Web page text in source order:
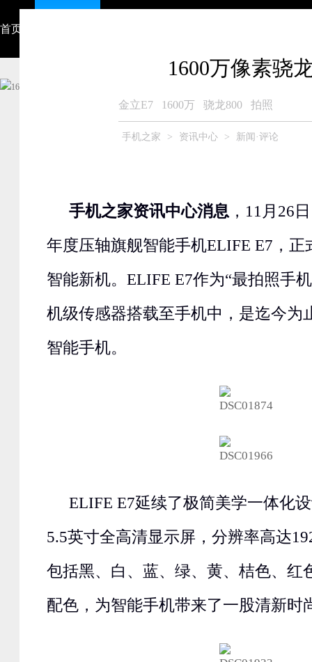
首页
1600万像素骁
金立E7 1600万 骁龙800 拍照
手机之家 > 资讯中心 > 新闻·评论
手机之家资讯中心消息 ，11月26
年度压轴旗舰智能手机ELIFE E7，正
智能新机。ELIFE E7作为“最拍照手
机级传感器搭载至手机中，是迄今为
智能手机。
ELIFE E7延续了极简美学一体化
5.5英寸全高清显示屏，分辨率高达
包括黑、白、蓝、绿、黄、桔色、红
配色，为智能手机带来了一股清新时